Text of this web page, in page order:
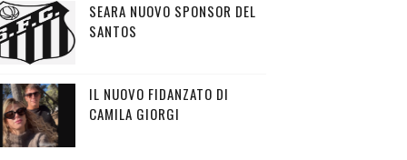
SEARA NUOVO SPONSOR DEL
SANTOS
IL NUOVO FIDANZATO DI
CAMILA GIORGI